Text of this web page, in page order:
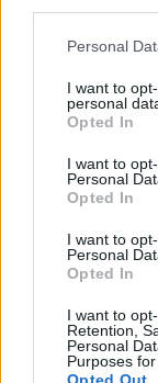
Personal
I want to
personal
Opted In
I want to
Personal
Opted In
I want to
Personal
Opted In
I want to
Retention,
Personal
Purposes
Opted Out
78,8
υπογραμμίζουν
κατανομή
και τον ισχυρό
κεφάλαια στους
ELDORADO